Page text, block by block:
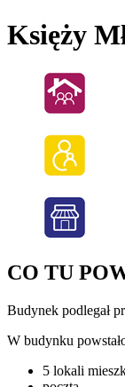
Księży
CO TU
Budynek podlegał
W budynku
5 lokali